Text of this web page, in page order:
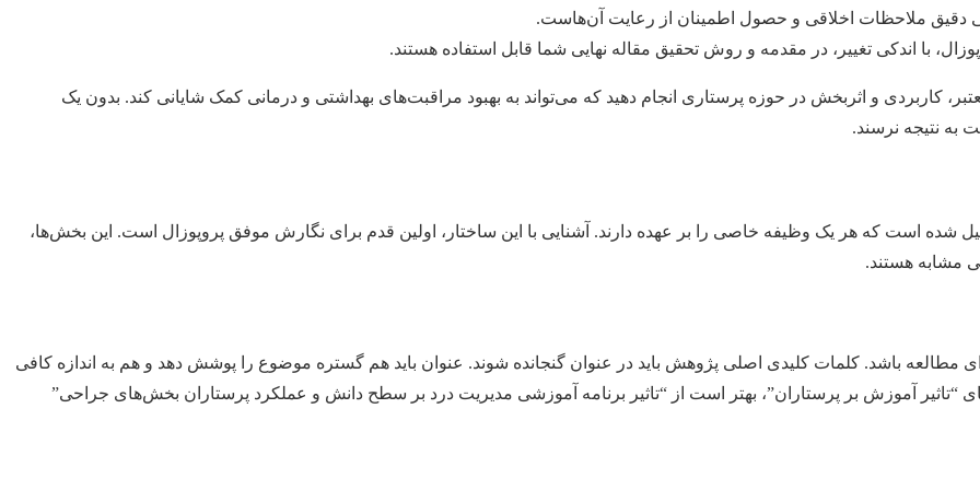
دقیق ملاحظات اخلاقی و حصول اطمینان از رعایت آن‌هاست.
با اندکی تغییر، در مقدمه و روش تحقیق مقاله نهایی شما قابل استفاده هستند.
کاربردی و اثربخش در حوزه پرستاری انجام دهید که می‌تواند به بهبود مراقبت‌های بهداشتی و درمانی کمک شایانی کند. بدون یک
به نتیجه نرسند.
است که هر یک وظیفه خاصی را بر عهده دارند. آشنایی با این ساختار، اولین قدم برای نگارش موفق پروپوزال است. این بخش‌ها،
مشابه هستند.
مطالعه باشد. کلمات کلیدی اصلی پژوهش باید در عنوان گنجانده شوند. عنوان باید هم گستره موضوع را پوشش دهد و هم به اندازه کافی
“تاثیر آموزش بر پرستاران”، بهتر است از “تاثیر برنامه آموزشی مدیریت درد بر سطح دانش و عملکرد پرستاران بخش‌های جراحی”